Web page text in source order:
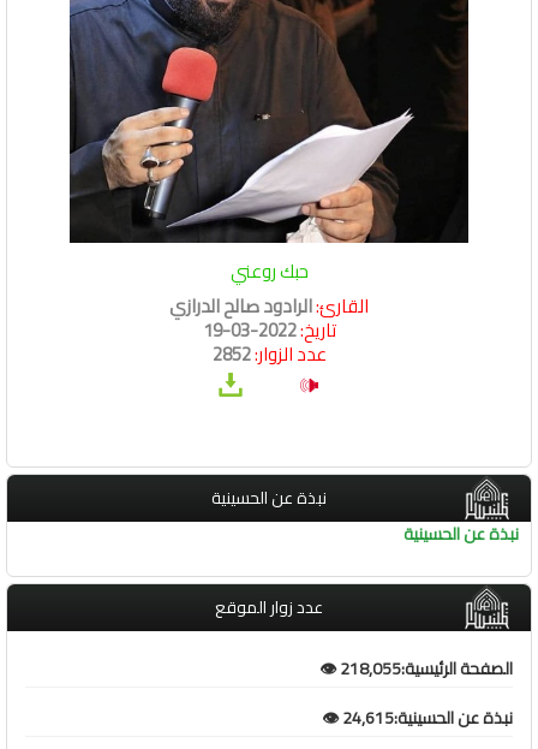
حبك روعني
القارئ:الرادود صالح الدرازي
تاريخ:2022-03-19
عدد الزوار:2852
نبذة عن الحسينية
نبذة عن الحسينية
عدد زوار الموقع
الصفحة الرئيسية:218,055 👁️
نبذة عن الحسينية:24,615 👁️